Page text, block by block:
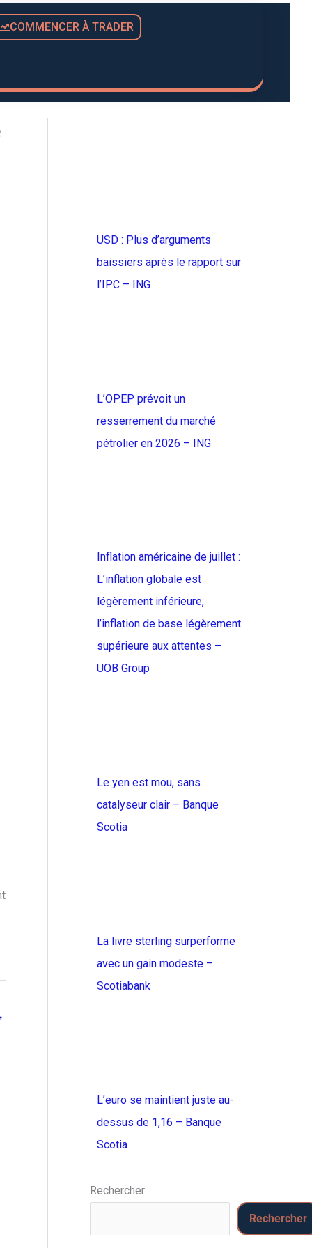
COMMENCER À TRADER
USD : Plus d’arguments
baissiers après le rapport sur
l’IPC – ING
L’OPEP prévoit un
resserrement du marché
pétrolier en 2026 – ING
Inflation américaine de juillet :
L’inflation globale est
légèrement inférieure,
l’inflation de base légèrement
supérieure aux attentes –
UOB Group
Le yen est mou, sans
catalyseur clair – Banque
Scotia
La livre sterling surperforme
avec un gain modeste –
Scotiabank
L’euro se maintient juste au-
dessus de 1,16 – Banque
Scotia
Rechercher
Rechercher